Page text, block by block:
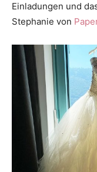
Einladungen und
Stephanie von